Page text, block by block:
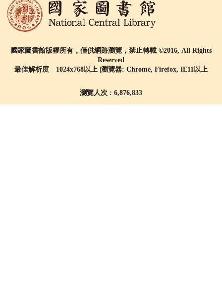
國家圖書館版權所有，僅供網路瀏覽，禁止轉載 ©2016, All Rights
Reserved
最佳解析度 1024x768以上 |瀏覽器: Chrome, Firefox, IE11以上
瀏覽人次 : 6,876,833